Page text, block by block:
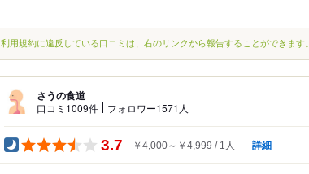
利用規約に違反している口コミは、右のリンクから報告することができます。
さうの食道
口コミ1009件 フォロワー1571人
3.7 ￥4,000～￥4,999 1人 詳細